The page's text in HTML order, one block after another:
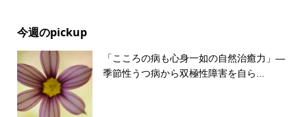
今週のpickup
「こころの病も心身一如の自然治癒力」―
季節性うつ病から双極性障害を自ら...